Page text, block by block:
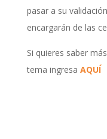
pasar a su
encargarán de las
Si quieres saber
tema ingresa AQUÍ